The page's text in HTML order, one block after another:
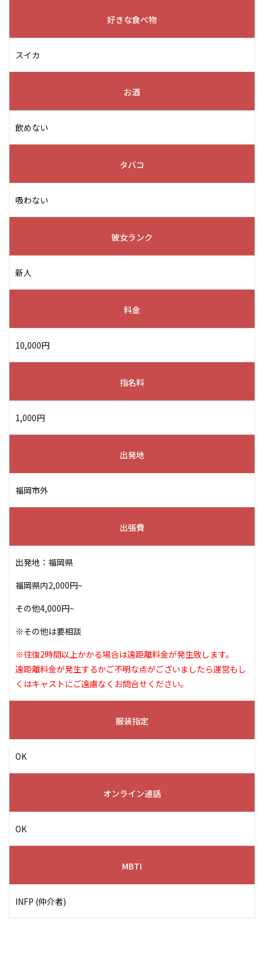
好きな食べ物
スイカ
お酒
飲めない
タバコ
吸わない
彼女ランク
新人
料金
10,000円
指名料
1,000円
出発地
福岡市外
出張費
出発地：福岡県
福岡県内2,000円~
その他4,000円~
※その他は要相談
※往復2時間以上かかる場合は遠距離料金が発生致します。
遠距離料金が発生するかご不明な点がございましたら運営もし
くはキャストにご遠慮なくお問合せください。
服装指定
OK
オンライン通話
OK
MBTI
INFP (仲介者)